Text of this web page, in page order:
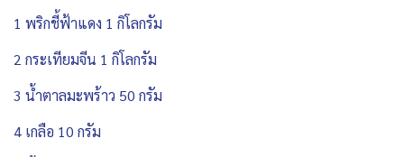
1 พริกชี้ฟ้าแดง 1 กิโลกรัม
2 กระเทียมจีน 1 กิโลกรัม
3 น้ำตาลมะพร้าว 50 กรัม
4 เกลือ 10 กรัม